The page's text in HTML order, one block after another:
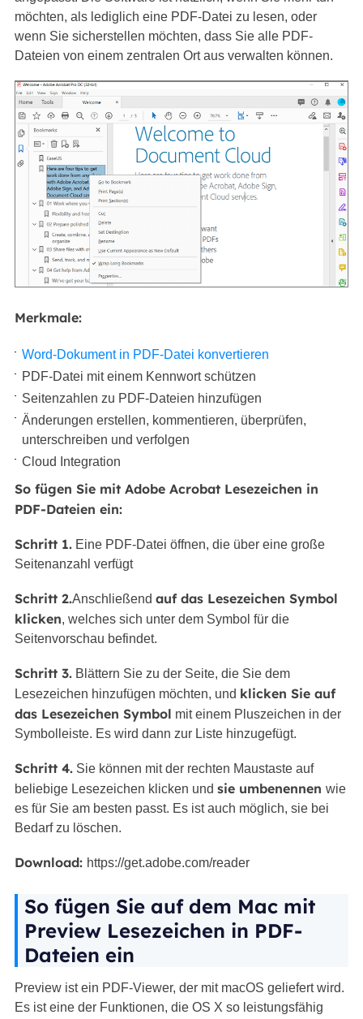
möchten, als lediglich eine PDF-Datei zu lesen, oder
wenn Sie sicherstellen möchten, dass Sie alle PDF-
Dateien von einem zentralen Ort aus verwalten können.
Merkmale:
Word-Dokument in PDF-Datei konvertieren
PDF-Datei mit einem Kennwort schützen
Seitenzahlen zu PDF-Dateien hinzufügen
Änderungen erstellen, kommentieren, überprüfen,
unterschreiben und verfolgen
Cloud Integration
So fügen Sie mit Adobe Acrobat Lesezeichen in
PDF-Dateien ein:
Schritt 1.Eine PDF-Datei öffnen, die über eine große
Seitenanzahl verfügt
Schritt 2.Anschließend auf das Lesezeichen Symbol
klicken, welches sich unter dem Symbol für die
Seitenvorschau befindet.
Schritt 3.Blättern Sie zu der Seite, die Sie dem
Lesezeichen hinzufügen möchten, und klicken Sie auf
das Lesezeichen Symbol mit einem Pluszeichen in der
Symbolleiste. Es wird dann zur Liste hinzugefügt.
Schritt 4.Sie können mit der rechten Maustaste auf
beliebige Lesezeichen klicken und sie umbenennen wie
es für Sie am besten passt. Es ist auch möglich, sie bei
Bedarf zu löschen.
Download: https://get.adobe.com/reader
So fügen Sie auf dem Mac mit
Preview Lesezeichen in PDF-
Dateien ein
Preview ist ein PDF-Viewer, der mit macOS geliefert wird.
Es ist eine der Funktionen, die OS X so leistungsfähig